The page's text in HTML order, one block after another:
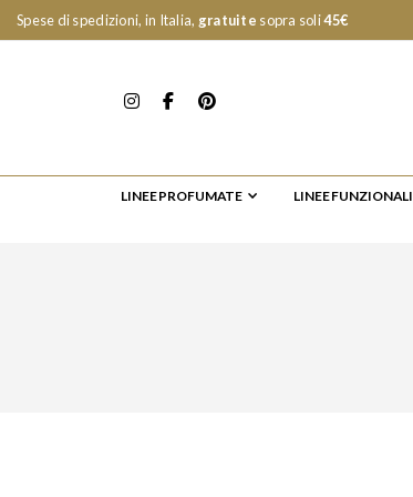
Spese di spedizioni, in Italia, gratuite sopra soli45€
LINEE PROFUMATE LINEE FUNZIONALI